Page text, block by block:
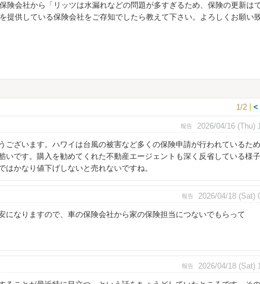
会社から「リッツは水漏れなどの問題が多すぎるため、保険の更新は
供している保険会社をご存知でしたら教えて下さい。よろしくお願い
1/2
<
2026/04/16 (Thu)
報告
ざいます。ハワイは台風の被害など多くの保険申請が行われているた
です。購入を勧めてくれた不動産エージェントも深く反省している様子
かなり値下げしないと売れないですね。
2026/04/18 (Sat)
報告
になりますので、車の保険会社から家の保険担当につないでもらって
2026/04/18 (Sat)
報告